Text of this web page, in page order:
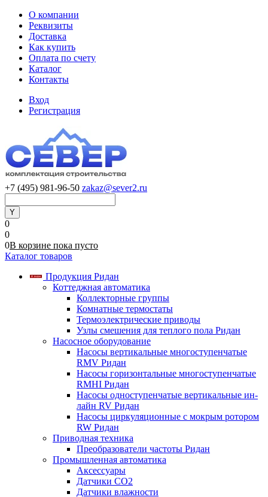
О компании
Реквизиты
Доставка
Как купить
Оплата по счету
Каталог
Контакты
Вход
Регистрация
+7 (495) 981-96-50 zakaz@sever2.ru
0
0
0В корзине пока пусто
Каталог товаров
Продукция Ридан
Коттеджная автоматика
Коллекторные группы
Комнатные термостаты
Термоэлектрические приводы
Узлы смешения для теплого пола Ридан
Насосное оборудование
Насосы вертикальные многоступенчатые
RMV Ридан
Насосы горизонтальные многоступенчатые
RMHI Ридан
Насосы одноступенчатые вертикальные ин-
лайн RV Ридан
Насосы циркуляционные с мокрым ротором
RW Ридан
Приводная техника
Преобразователи частоты Ридан
Промышленная автоматика
Аксессуары
Датчики CO2
Датчики влажности